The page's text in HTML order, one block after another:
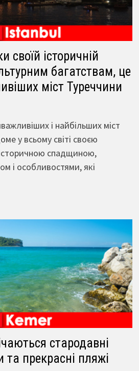
своїй історичній
багатствам, це
міст Туреччини
і найбільших міст
у всьому світі своєю
спадщиною,
і особливостями, які
стародавні
та прекрасні пляжі